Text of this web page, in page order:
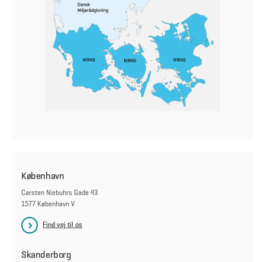
København
Carsten Niebuhrs Gade 43
1577 København V
Find vej til os
Skanderborg